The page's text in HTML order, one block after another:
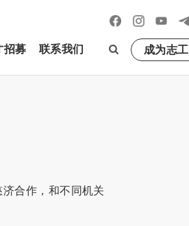
招募 联系我们 成为志工
合作，和不同机关